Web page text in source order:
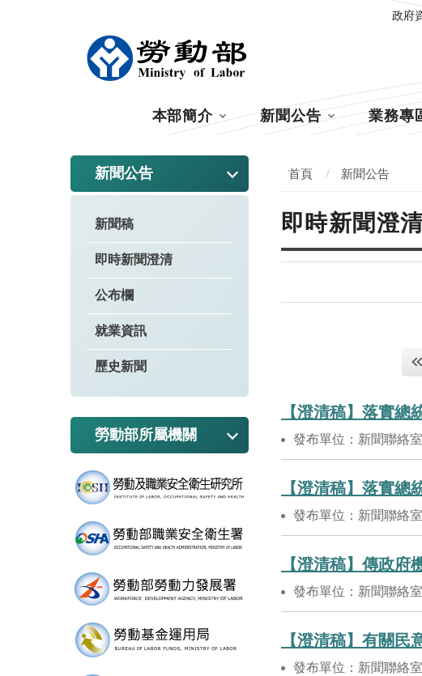
政府
本部簡介 新聞公告 業務專
新聞公告
新聞稿
即時新聞澄清
公布欄
就業資訊
歷史新聞
勞動部所屬機關
首頁 新聞公告
即時新聞澄
【澄清稿】落實總
發布單位：新聞聯絡室
【澄清稿】落實
發布單位：新聞聯絡室
【澄清稿】傳政
發布單位：新聞聯絡室
【澄清稿】有關
發布單位：新聞聯絡室